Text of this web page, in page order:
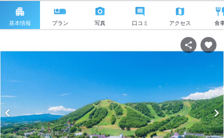
基本情報 プラン 写真 口コミ アクセス 食